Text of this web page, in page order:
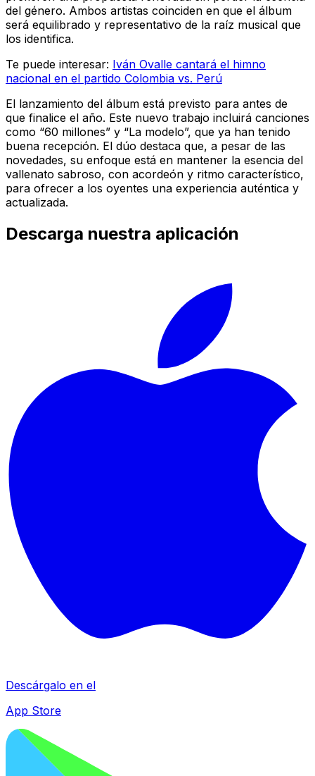
del género. Ambos artistas coinciden en que el álbum
será equilibrado y representativo de la raíz musical que
los identifica.
Te puede interesar: Iván Ovalle cantará el himno
nacional en el partido Colombia vs. Perú
El lanzamiento del álbum está previsto para antes de
que finalice el año. Este nuevo trabajo incluirá canciones
como “60 millones” y “La modelo”, que ya han tenido
buena recepción. El dúo destaca que, a pesar de las
novedades, su enfoque está en mantener la esencia del
vallenato sabroso, con acordeón y ritmo característico,
para ofrecer a los oyentes una experiencia auténtica y
actualizada.
Descarga nuestra aplicación
Descárgalo en el
App Store